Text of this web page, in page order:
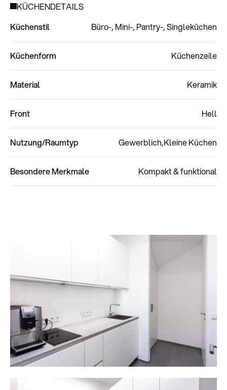
KÜCHENDETAILS
Küchenstil
Büro-, Mini-, Pantry-, Singleküchen
Küchenform Küchenzeile
Material Keramik
Front Hell
Nutzung/Raumtyp Gewerblich Kleine Küchen
Besondere Merkmale Kompakt & funktional